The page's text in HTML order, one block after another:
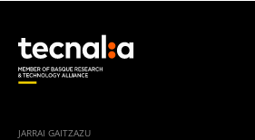
JARRAI GAITZAZU